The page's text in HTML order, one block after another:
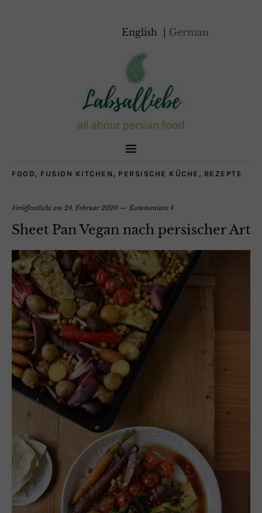
English German
FOOD , FUSION KITCHEN , PERSISCHE KÜCHE , REZEPTE
Veröffentlicht am 24. Februar 2020 Kommentare 4
Sheet Pan Vegan nach persischer Art